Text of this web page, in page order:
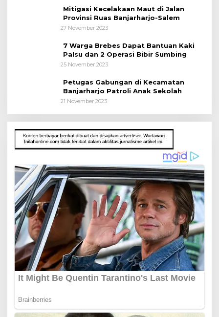
Mitigasi Kecelakaan Maut di Jalan
Provinsi Ruas Banjarharjo-Salem
27 November 2023
7 Warga Brebes Dapat Bantuan Kaki
Palsu dan 2 Operasi Bibir Sumbing
25 November 2023
Petugas Gabungan di Kecamatan
Banjarharjo Patroli Anak Sekolah
21 November 2023